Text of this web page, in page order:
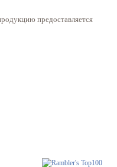
предоставляется